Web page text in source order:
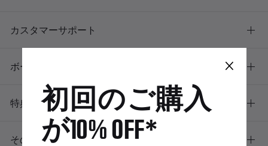
カスタマーサポート
ボーズについて
特典
その他のリンク
×
初回のご購入
が10% OFF*